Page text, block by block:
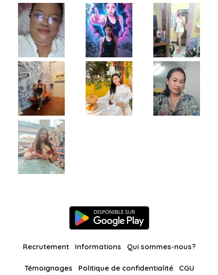
Recrutement Informations Qui sommes-nous?
Témoignages Politique de confidentialité CGU